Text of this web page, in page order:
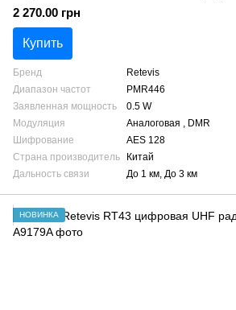
2 270.00 грн
Купить
Бренд
Retevis
Диапазон частот
PMR446
Заявленная мощность
0.5 W
Модуляция
Аналоговая , DMR
Шифрование
AES 128
Страна производитель
Китай
Дальность связи
До 1 км, До 3 км
НОВИНКА